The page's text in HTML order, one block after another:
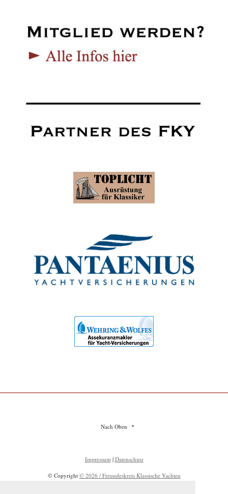
Nach Oben
Impressum | Datenschutz
© Copyright © 2026 / Freundeskreis Klassische Yachten